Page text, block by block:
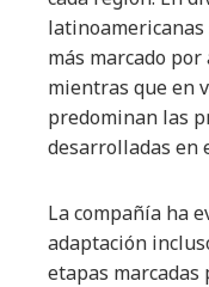
más marcado
mientras que en
predominan las
desarrolladas en
La compañía ha
adaptación
etapas